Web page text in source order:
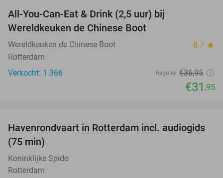
All-You-Can-Eat & Drink (2,5 uur) bij
Wereldkeuken de Chinese Boot
Wereldkeuken de Chinese Boot 8.7 star
Rotterdam
Verkocht: 1.366
Regulier €36,95
€31 ,95
30%
Havenrondvaart in Rotterdam incl. audiogids
(75 min)
Koninklijke Spido
Rotterdam